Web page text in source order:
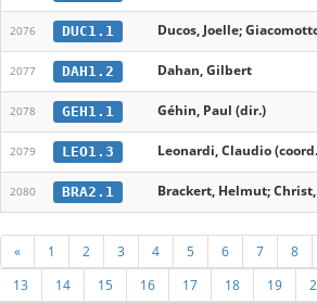
2076 DUC1.1 Ducos, Joelle;
2077 DAH1.2 Dahan, Gilbert
2078 GEH1.1 Géhin, Paul (dir.)
2079 LEO1.3 Leonardi, Claudio
2080 BRA2.1 Brackert, Helmut;
« 1 2 3 4 5 6 7 8
13
14 15 16 17 18 19